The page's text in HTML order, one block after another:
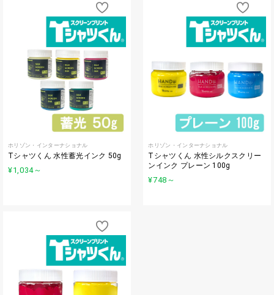
ホリゾン・インターナショナル
Tシャツくん 水性蓄光インク 50g
¥1,034～
ホリゾン・インターナショナル
Tシャツくん 水性シルクスクリー
ンインク プレーン 100g
¥748 ～